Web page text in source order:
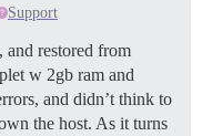
Support
and restored from
w 2gb ram and
and didn’t think to
the host. As it turns